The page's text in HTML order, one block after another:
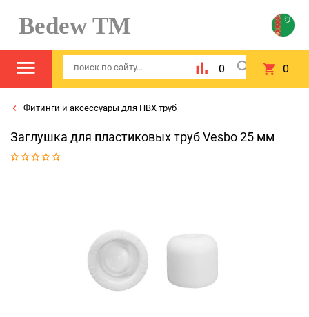
Bedew TM
0 0
Фитинги и аксессуары для ПВХ труб
Заглушка для пластиковых труб Vesbo 25 мм